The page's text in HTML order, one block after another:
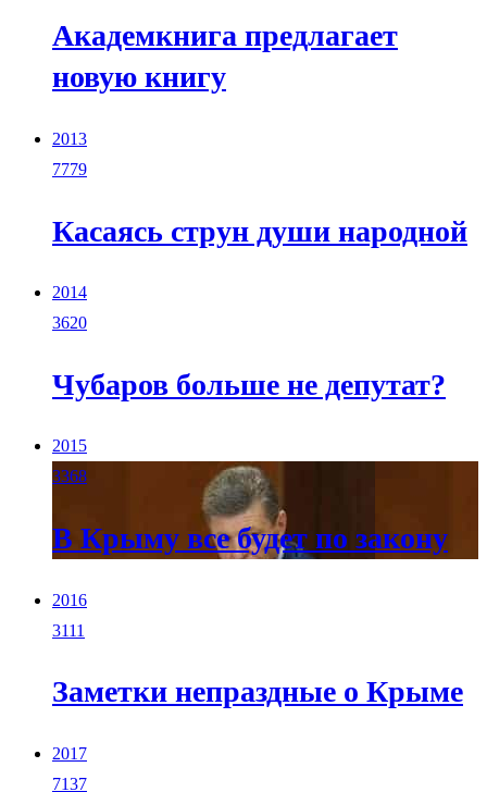
Академкнига предлагает
новую книгу
2013
7779
Касаясь струн души народной
2014
3620
Чубаров больше не депутат?
2015
3368
В Крыму все будет по закону
2016
3111
Заметки непраздные о Крыме
2017
7137